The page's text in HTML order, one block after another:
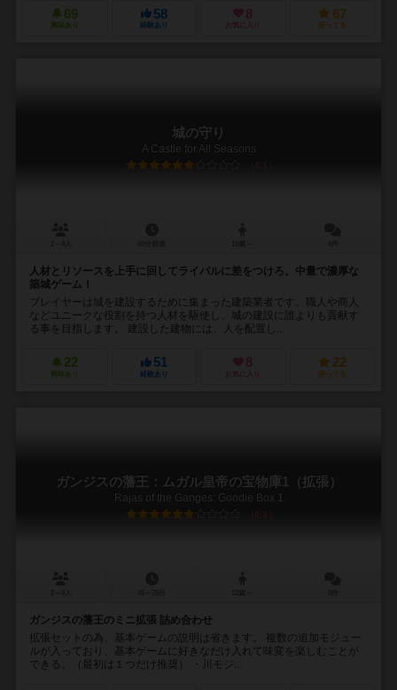
69
興味あり
58
経験あり
8
お気に入り
67
持ってる
城の守り
A Castle for All Seasons
6.1
人材とリソースを上手に回してライバルに差をつけろ。中量で濃厚な
築城ゲーム！
プレイヤーは城を建設するために集まった建築業者です。職人や商人
などユニークな役割を持つ人材を駆使し、城の建設に誰よりも貢献す
る事を目指します。 建設した建物には、人を配置し...
22
興味あり
51
経験あり
8
お気に入り
22
持ってる
ガンジスの藩王：ムガル皇帝の宝物庫1（拡張）
Rajas of the Ganges: Goodie Box 1
6.3
ガンジスの藩王のミニ拡張 詰め合わせ
拡張セットの為、基本ゲームの説明は省きます。 複数の追加モジュー
ルが入っており、基本ゲームに好きなだけ入れて味変を楽しむことが
できる。（最初は１つだけ推奨） ・川モジ...